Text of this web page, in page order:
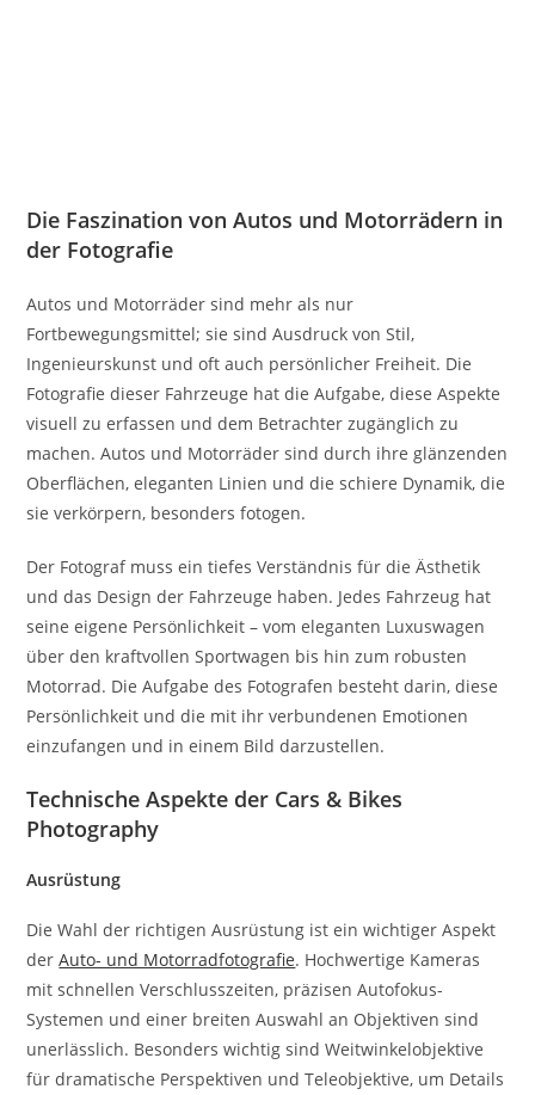
Die Faszination von Autos und Motorrädern in
der Fotografie
Autos und Motorräder sind mehr als nur
Fortbewegungsmittel; sie sind Ausdruck von Stil,
Ingenieurskunst und oft auch persönlicher Freiheit. Die
Fotografie dieser Fahrzeuge hat die Aufgabe, diese Aspekte
visuell zu erfassen und dem Betrachter zugänglich zu
machen. Autos und Motorräder sind durch ihre glänzenden
Oberflächen, eleganten Linien und die schiere Dynamik, die
sie verkörpern, besonders fotogen.
Der Fotograf muss ein tiefes Verständnis für die Ästhetik
und das Design der Fahrzeuge haben. Jedes Fahrzeug hat
seine eigene Persönlichkeit – vom eleganten Luxuswagen
über den kraftvollen Sportwagen bis hin zum robusten
Motorrad. Die Aufgabe des Fotografen besteht darin, diese
Persönlichkeit und die mit ihr verbundenen Emotionen
einzufangen und in einem Bild darzustellen.
Technische Aspekte der Cars & Bikes
Photography
Ausrüstung
Die Wahl der richtigen Ausrüstung ist ein wichtiger Aspekt
derAuto- und Motorradfotografie. Hochwertige Kameras
mit schnellen Verschlusszeiten, präzisen Autofokus-
Systemen und einer breiten Auswahl an Objektiven sind
unerlässlich. Besonders wichtig sind Weitwinkelobjektive
für dramatische Perspektiven und Teleobjektive, um Details